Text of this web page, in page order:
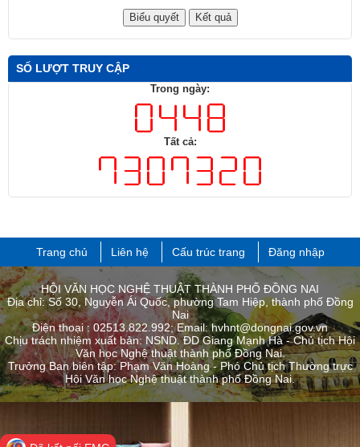
SỐ LƯỢT TRUY CẬP
Trong ngày:
Tất cả:
Trang chủ Liên hệ Cấu trúc trang Đăng nhập
HỘI VĂN HỌC NGHỆ THUẬT THÀNH PHỐ ĐỒNG NAI
Địa chỉ: Số 30, Nguyễn Ái Quốc, phường Tam Hiệp, thành phố Đồng
Nai
Điện thoại : 02513.822.992; Email: hvhnt@dongnai.gov.vn
Chịu trách nhiệm xuất bản: NSND. ĐD Giang Mạnh Hà - Chủ tịch Hội
Văn học Nghệ thuật thành phố Đồng Nai.
Trưởng Ban biên tập: Phạm Văn Hoàng - Phó Chủ tịch Thường trực
Hội Văn học Nghệ thuật thành phố ​Đồng Nai.